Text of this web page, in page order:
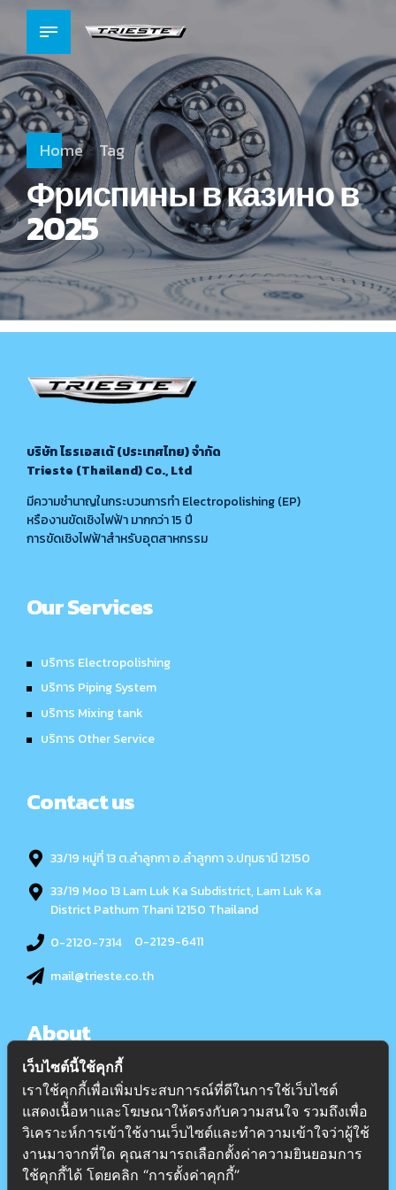
Home Tag
Фриспины в казино в
2025
บริษัท ไธรเอสเต้ (ประเทศไทย) จำกัด
Trieste (Thailand) Co., Ltd
มีความชำนาญในกระบวนการทำ Electropolishing (EP)
หรืองานขัดเชิงไฟฟ้า มากกว่า 15 ปี
การขัดเชิงไฟฟ้าสำหรับอุตสาหกรรม
Our Services
บริการ Electropolishing
บริการ Piping System
บริการ Mixing tank
บริการ Other Service
Contact us
33/19 หมู่ที่ 13 ต.ลำลูกกา อ.ลำลูกกา จ.ปทุมธานี 12150
33/19 Moo 13 Lam Luk Ka Subdistrict, Lam Luk Ka
District Pathum Thani 12150 Thailand
0-2120-7314
0-2129-6411
mail@trieste.co.th
About
เกี่ยวกับเรา
บริการ
บทความ
ติดต่อ
เว็บไซต์นี้ใช้คุกกี้
เราใช้คุกกี้เพื่อเพิ่มประสบการณ์ที่ดีในการใช้เว็บไซต์
แสดงเนื้อหาและโฆษณาให้ตรงกับความสนใจ รวมถึงเพื่อ
วิเคราะห์การเข้าใช้งานเว็บไซต์และทำความเข้าใจว่าผู้ใช้
งานมาจากที่ใด คุณสามารถเลือกตั้งค่าความยินยอมการ
ใช้คุกกี้ได้ โดยคลิก “การตั้งค่าคุกกี้”